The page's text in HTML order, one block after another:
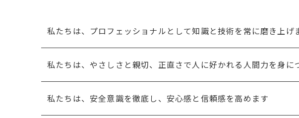
私たちは、プロフェッショナルとして知識と技術を常に磨き上げ
私たちは、やさしさと親切、正直さで人に好かれる人間力を身に
私たちは、安全意識を徹底し、安心感と信頼感を高めます